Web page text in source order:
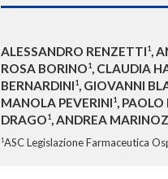
ALESSANDRO RENZETTI1,
ROSA BORINO1, CLAUDIA
BERNARDINI1, GIOVANNI
MANOLA PEVERINI1, PAOLO
DRAGO1, ANDREA
1ASC Legislazione Farmaceutica